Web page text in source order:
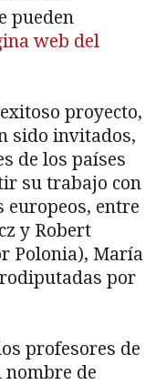
pueden
web del
proyecto,
sido invitados,
de los países
su trabajo con
europeos, entre
y Robert
Polonia), María
por
profesores de
nombre de